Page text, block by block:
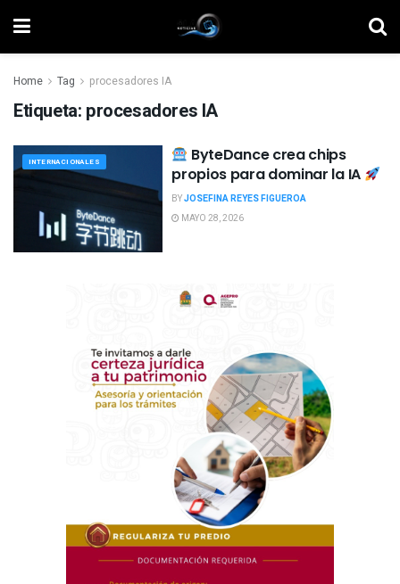
Home Tag procesadores IA
Etiqueta: procesadores IA
INTERNACIONALES
ByteDance crea chips
propios para dominar la IA
BYJOSEFINA REYES FIGUEROA
MAYO 28, 2026